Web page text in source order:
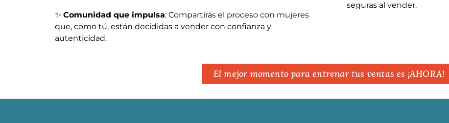
✨ Comunidad que impulsa: Compartirás el proceso con mujeres
que, como tú, están decididas a vender con confianza y
autenticidad.
seguras al vender.
El mejor momento para entrenar tus ventas es ¡AHORA!